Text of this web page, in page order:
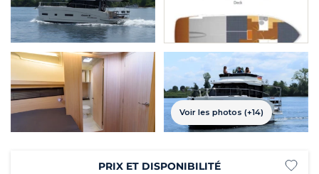
Voir les photos (+14)
PRIX ET DISPONIBILITÉ